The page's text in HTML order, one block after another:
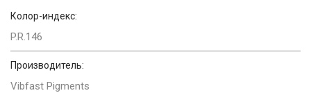
Колор-индекс:
P.R.146
Производитель:
Vibfast Pigments